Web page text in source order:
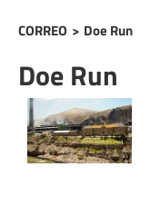
CORREO > Doe Run
Doe Run